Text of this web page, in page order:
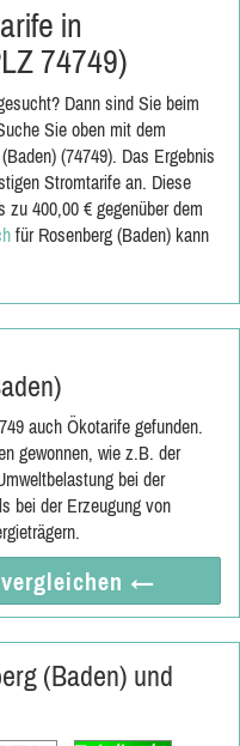
in
74749)
Dann sind Sie beim
Sie oben mit dem
(74749). Das Ergebnis
Stromtarife an. Diese
400,00 € gegenüber dem
für Rosenberg (Baden) kann
auch Ökotarife gefunden.
gewonnen, wie z.B. der
bei der
bei der Erzeugung von
←
(Baden) und